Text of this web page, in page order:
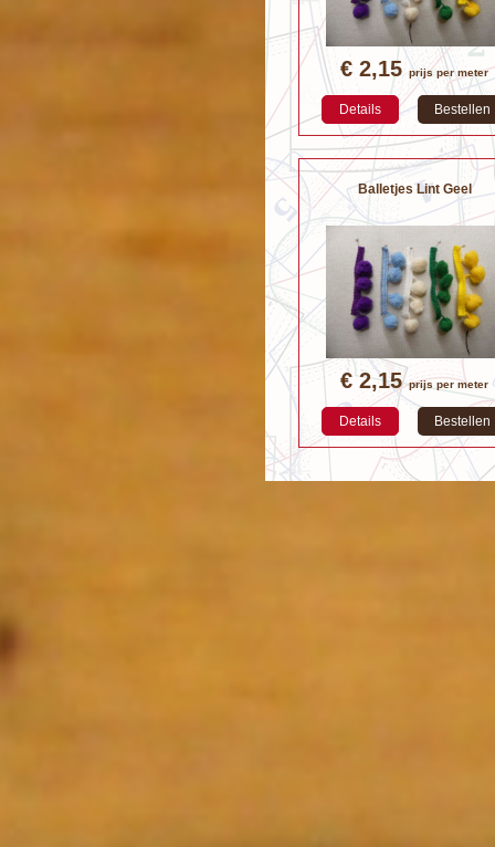
€ 2,15 prijs per meter
Details Bestellen
Balletjes Lint Geel
€ 2,15prijs per meter
Details Bestellen